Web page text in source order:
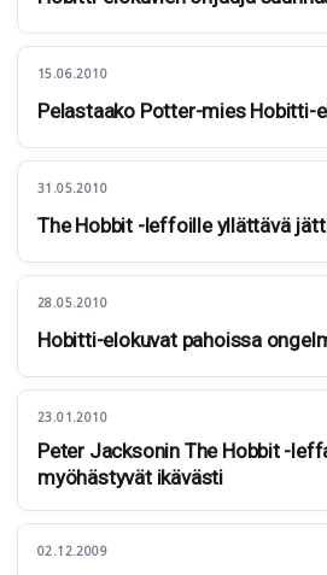
15.06.2010
Pelastaako Potter-mies Hobitti-
31.05.2010
The Hobbit -leffoille yllättävä
28.05.2010
Hobitti-elokuvat pahoissa
23.01.2010
Peter Jacksonin The Hobbit -
myöhästyvät ikävästi
02.12.2009